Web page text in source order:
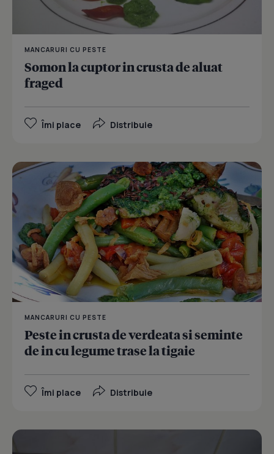
MANCARURI CU PESTE
Somon la cuptor in crusta de aluat
fraged
Îmi place Distribuie
MANCARURI CU PESTE
Peste in crusta de verdeata si seminte
de in cu legume trase la tigaie
Îmi place Distribuie